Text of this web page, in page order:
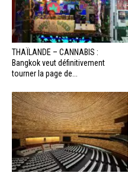
THAÏLANDE – CANNABIS :
Bangkok veut définitivement
tourner la page de...